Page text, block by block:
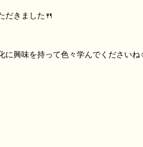
だきました🍴
に興味を持って色々学んでください